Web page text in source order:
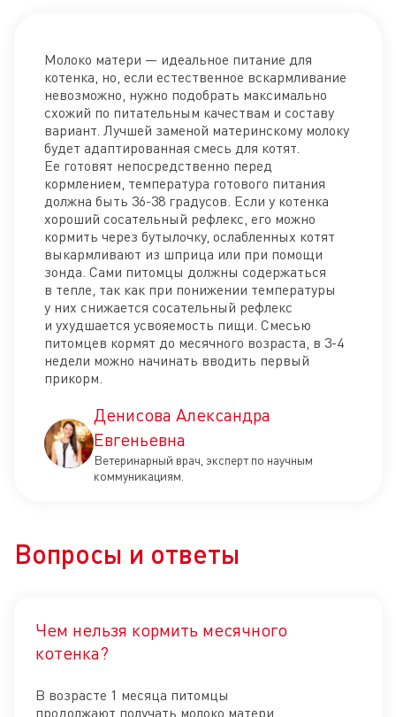
Молоко матери — идеальное питание для
котенка, но, если естественное вскармливание
невозможно, нужно подобрать максимально
схожий по питательным качествам и составу
вариант. Лучшей заменой материнскому молоку
будет адаптированная смесь для котят.
Ее готовят непосредственно перед
кормлением, температура готового питания
должна быть 36-38 градусов. Если у котенка
хороший сосательный рефлекс, его можно
кормить через бутылочку, ослабленных котят
выкармливают из шприца или при помощи
зонда. Сами питомцы должны содержаться
в тепле, так как при понижении температуры
у них снижается сосательный рефлекс
и ухудшается усвояемость пищи. Смесью
питомцев кормят до месячного возраста, в 3-4
недели можно начинать вводить первый
прикорм.
Денисова Александра
Евгеньевна
Ветеринарный врач, эксперт по научным
коммуникациям.
Вопросы и ответы
Чем нельзя кормить месячного
котенка?
В возрасте 1 месяца питомцы
продолжают получать молоко матери,